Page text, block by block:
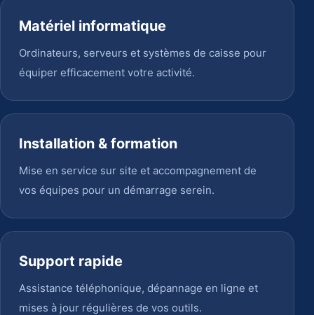
Matériel informatique
Ordinateurs, serveurs et systèmes de caisse pour
équiper efficacement votre activité.
Installation & formation
Mise en service sur site et accompagnement de
vos équipes pour un démarrage serein.
Support rapide
Assistance téléphonique, dépannage en ligne et
mises à jour régulières de vos outils.